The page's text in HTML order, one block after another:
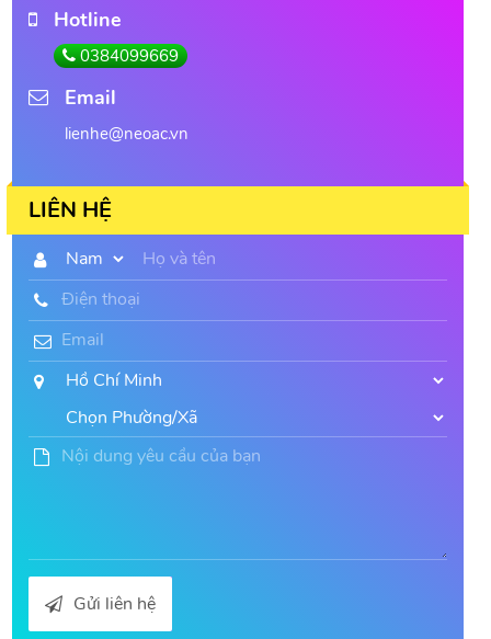
Hotline
0384099669
Email
lienhe@neoac.vn
LIÊN HỆ
Gửi liên hệ